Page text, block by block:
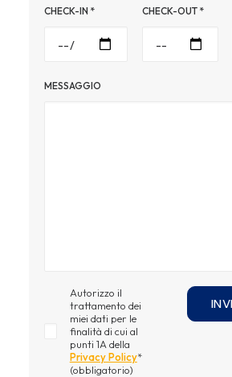
CHECK-IN * CHECK-OUT *
MESSAGGIO
Autorizzo il
trattamento dei
miei dati per le
finalità di cui al
punti 1A della
Privacy Policy*
(obbligatorio)